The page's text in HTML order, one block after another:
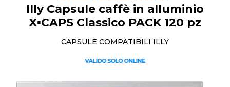
Illy Capsule caffè in alluminio
X▪CAPS Classico PACK 120 pz
CAPSULE COMPATIBILI ILLY